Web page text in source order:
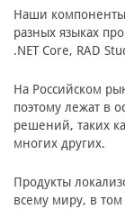
Наши компоненты
разных языках
.NET Core, RAD
На Российском
поэтому лежат в
решений, таких
многих других.
Продукты
всему миру, в том